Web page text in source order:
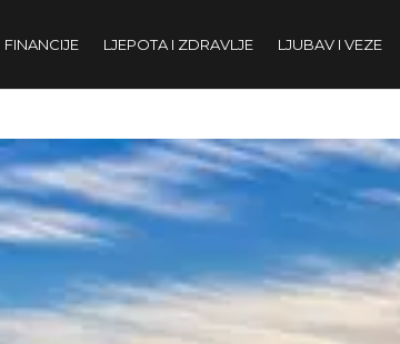
FINANCIJE LJEPOTA I ZDRAVLJE LJUBAV I VEZE